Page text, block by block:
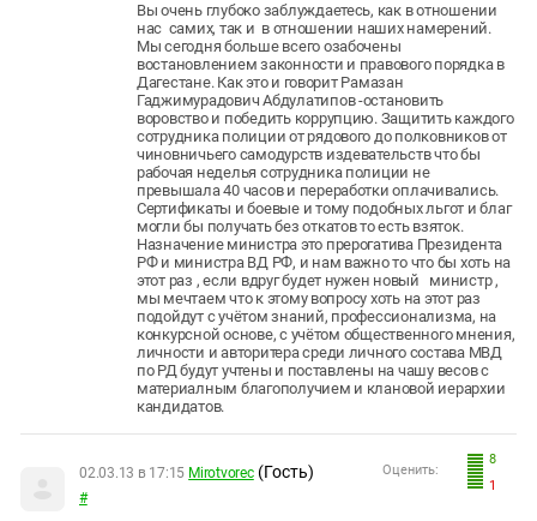
Вы очень глубоко заблуждаетесь, как в отношении
нас самих, так и в отношении наших намерений.
Мы сегодня больше всего озабочены
востановлением законности и правового порядка в
Дагестане. Как это и говорит Рамазан
Гаджимурадович Абдулатипов -остановить
воровство и победить коррупцию. Защитить каждого
сотрудника полиции от рядового до полковников от
чиновничьего самодурств издевательств что бы
рабочая неделья сотрудника полиции не
превышала 40 часов и переработки оплачивались.
Сертификаты и боевые и тому подобных льгот и благ
могли бы получать без откатов то есть взяток.
Назначение министра это прерогатива Президента
РФ и министра ВД РФ, и нам важно то что бы хоть на
этот раз , если вдруг будет нужен новый министр ,
мы мечтаем что к этому вопросу хоть на этот раз
подойдут с учётом знаний, профессионализма, на
конкурсной основе, с учётом общественного мнения,
личности и авторитера среди личного состава МВД
по РД будут учтены и поставлены на чашу весов с
материалным благополучием и клановой иерархии
кандидатов.
8
1
Оценить:
02.03.13 в 17:15 Mirotvorec (Гость)
#